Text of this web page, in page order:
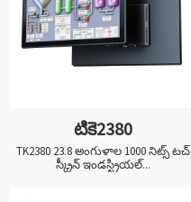
టికె2380
TK2380 23.8 అంగుళాల 1000 నిట్స్ టచ్
స్క్రీన్ ఇండస్ట్రియల్...